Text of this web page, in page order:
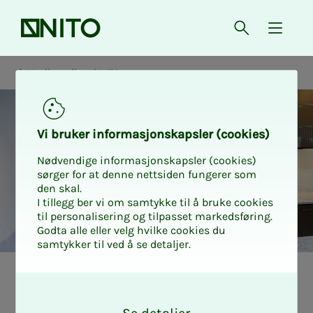
Forsiden Åpne søk
{
Medlemslivet i NITO
Vi bru­­ker in­­for­­ma­­sjons­­kaps­­­ler (cookies)
Nødvendige informasjonskapsler (cookies)
sørger for at denne nettsiden fungerer som
den skal.
I tillegg ber vi om samtykke til å bruke cookies
til personalisering og tilpasset markedsføring.
Godta alle eller velg hvilke cookies du
samtykker til ved å se detaljer.